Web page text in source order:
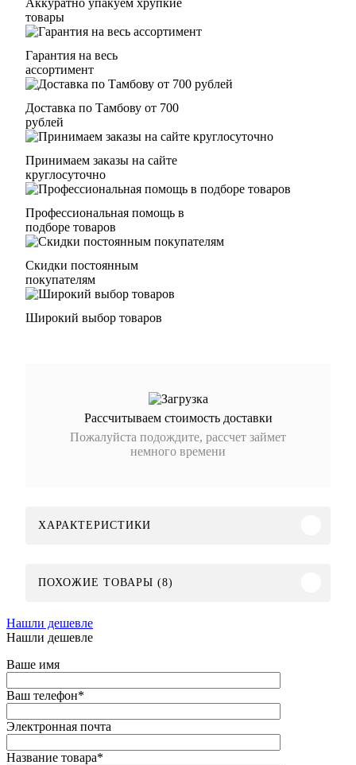
товары
Гарантия на весь
ассортимент
Доставка по Тамбову от 700
рублей
Принимаем заказы на сайте
круглосуточно
Профессиональная помощь в
подборе товаров
Скидки постоянным
покупателям
Широкий выбор товаров
Рассчитываем стоимость доставки
Пожалуйста подождите, рассчет займет
немного времени
ХАРАКТЕРИСТИКИ
ПОХОЖИЕ ТОВАРЫ (8)
Нашли дешевле
Нашли дешевле
Ваше имя
Ваш телефон*
Электронная почта
Название товара*